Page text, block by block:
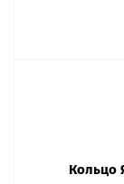
Кольцо